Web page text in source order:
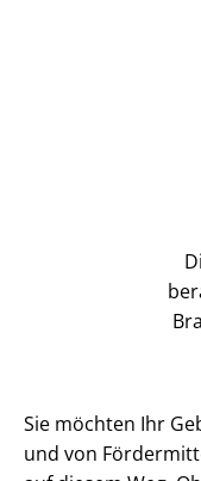
Sie möchten Ihr
und von